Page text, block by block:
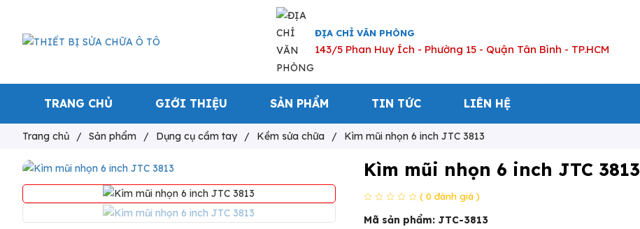
ĐỊA CHỈ VĂN PHÒNG
143/5 Phan Huy Ích - Phường 15 - Quận Tân Bình - TP.HCM
TRANG CHỦ GIỚI THIỆU SẢN PHẨM TIN TỨC LIÊN HỆ
Trang chủ / Sản phẩm / Dụng cụ cầm tay / Kềm sửa chữa / Kìm mũi nhọn 6 inch JTC 3813
Kìm mũi nhọn 6 inch JTC 3813
( 0 đánh giá )
Mã sản phẩm: JTC-3813